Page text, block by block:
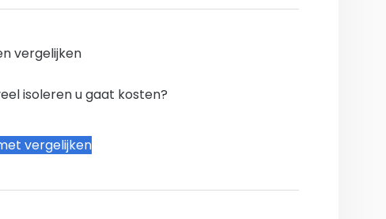
vergelijken
isoleren u gaat kosten?
vergelijken